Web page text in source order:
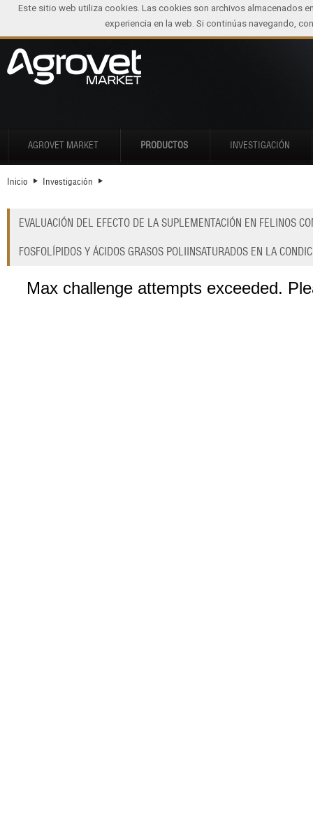
AGROVET MARKET PRODUCTOS INVESTIGACIÓN
Inicio Investigación
EVALUACIÓN DEL EFECTO DE LA SUPLEMENTACIÓN EN FELINOS
FOSFOLÍPIDOS Y ÁCIDOS GRASOS POLIINSATURADOS EN LA
Este sitio web utiliza cookies. Las cookies son archivos almacenados
experiencia en la web. Si continúas navegando,